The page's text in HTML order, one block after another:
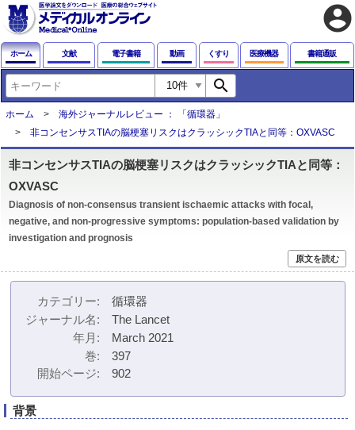
account_circle
ホーム 文献 電子書籍 動画 くすり 医療機器 書籍通販
search
ホーム
海外ジャーナルレビュー ： 「循環器」
非コンセンサスTIAの脳梗塞リスクはクラッシックTIAと同等：OXVASC
非コンセンサスTIAの脳梗塞リスクはクラッシックTIAと同等：
OXVASC
Diagnosis of non-consensus transient ischaemic attacks with focal,
negative, and non-progressive symptoms: population-based validation by
investigation and prognosis
原文を読む
カテゴリー
循環器
ジャーナル名
The Lancet
年月
March 2021
巻
397
開始ページ
902
背景